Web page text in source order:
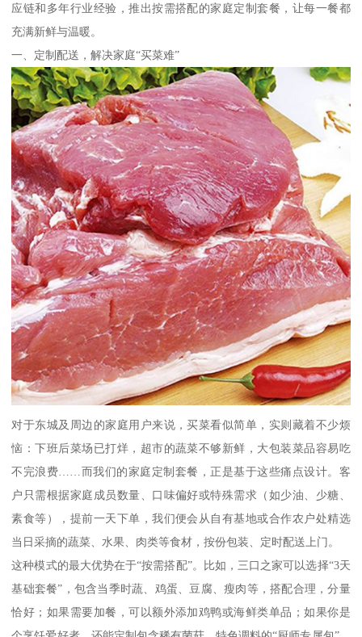
应链和多年行业经验，推出按需搭配的家庭定制套餐，让每一餐都
充满新鲜与温暖。
一、定制配送，解决家庭“买菜难”
对于东城及周边的家庭用户来说，买菜看似简单，实则藏着不少烦
恼：下班后菜场已打烊，超市的蔬菜不够新鲜，大包装菜品容易吃
不完浪费……而我们的家庭定制套餐，正是基于这些痛点设计。客
户只需根据家庭成员数量、口味偏好或特殊需求（如少油、少糖、
素食等），提前一天下单，我们便会从自有基地或合作农户处精选
当日采摘的蔬菜、水果、肉类等食材，按份包装、定时配送上门。
这种模式的最大优势在于“按需搭配”。比如，三口之家可以选择“3天
基础套餐”，包含当季时蔬、鸡蛋、豆腐、瘦肉等，搭配合理，分量
恰好；如果需要加餐，可以额外添加鸡鸭或海鲜类单品；如果你是